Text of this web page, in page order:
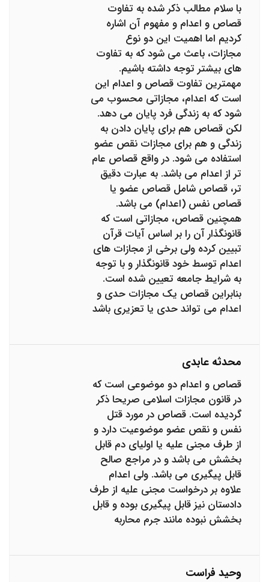
با سلام مطالب ذکر شده به تفاوت
قصاص و اعدام و مفهوم آن اشاره
کردیم اما اهمیت این دو نوع
مجازات، باعث می شود که به تفاوت
های بیشتر توجه داشته باشیم.
مهمترین تفاوت قصاص و اعدام این
است که اعدام، مجازاتی محسوب می
شود که به زندگی فرد پایان می دهد.
لکن قصاص هم برای پایان دادن به
زندگی و هم برای مجازات نقص عضو
استفاده می شود. در واقع قصاص عام
تر از اعدام می باشد. به عبارت دقیق
تر، قصاص شامل قصاص عضو یا
قصاص نفس (اعدام) می باشد.
همچنین قصاص، مجازاتی است که
قانونگذار آن را بر اساس آیات قرآن
تبیین کرده ولی برخی از مجازات های
اعدام توسط خود قانونگذار و با توجه
به شرایط جامعه تعیین شده است.
بنابراین قصاص یک مجازات حدی و
اعدام می تواند حدی یا تعزیری باشد
محدثه عابدی
قصاص و اعدام دو موضوعی است که
در قانون مجازات اسلامی صریحا ذکر
گردیده است. قصاص در مورد قتل
نفس و نقص عضو موضوعیت دارد و
از طرف مجنی علیه یا اولیای دم قابل
بخشش می باشد و در مراجع صالح
قابل پیگیری می باشد. ولی اعدام
علاوه بر درخواست مجنی علیه از طرف
دادستان نیز قابل پیگیری بوده و قابل
بخشش نبوده مانند جرم محاربه
وحید فراست